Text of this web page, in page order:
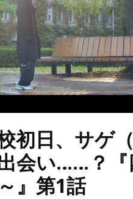
初日、サゲ
会い……？『
』第1話